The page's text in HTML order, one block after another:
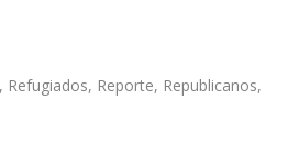
, Refugiados, Reporte, Republicanos,